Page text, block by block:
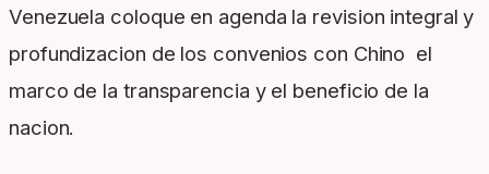
Venezuela coloque en agenda la revision integral y
profundizacion de los convenios con Chino el
marco de la transparencia y el beneficio de la
nacion.